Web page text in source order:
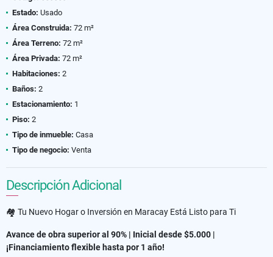
Estado: Usado
Área Construida: 72 m²
Área Terreno: 72 m²
Área Privada: 72 m²
Habitaciones: 2
Baños: 2
Estacionamiento: 1
Piso: 2
Tipo de inmueble: Casa
Tipo de negocio: Venta
Descripción Adicional
🏘️ Tu Nuevo Hogar o Inversión en Maracay Está Listo para Ti
Avance de obra superior al 90% | Inicial desde $5.000 |
¡Financiamiento flexible hasta por 1 año!